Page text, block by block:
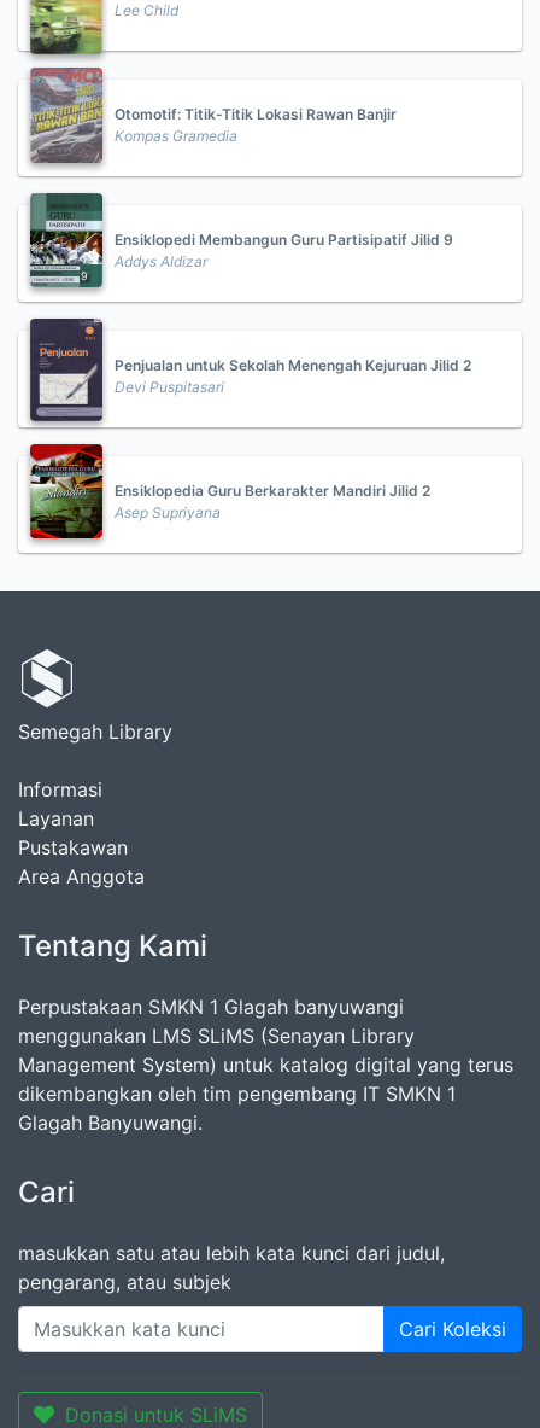
Lee Child
Otomotif: Titik-Titik Lokasi Rawan Banjir
Kompas Gramedia
Ensiklopedi Membangun Guru Partisipatif Jilid 9
Addys Aldizar
Penjualan untuk Sekolah Menengah Kejuruan Jilid 2
Devi Puspitasari
Ensiklopedia Guru Berkarakter Mandiri Jilid 2
Asep Supriyana
Semegah Library
Informasi
Layanan
Pustakawan
Area Anggota
Tentang Kami
Perpustakaan SMKN 1 Glagah banyuwangi
menggunakan LMS SLiMS (Senayan Library
Management System) untuk katalog digital yang terus
dikembangkan oleh tim pengembang IT SMKN 1
Glagah Banyuwangi.
Cari
masukkan satu atau lebih kata kunci dari judul,
pengarang, atau subjek
Cari Koleksi
Donasi untuk SLiMS